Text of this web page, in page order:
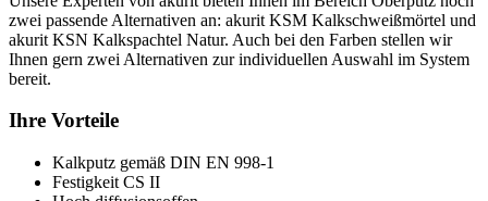
zwei passende Alternativen an: akurit KSM Kalkschweißmörtel und
akurit KSN Kalkspachtel Natur. Auch bei den Farben stellen wir
Ihnen gern zwei Alternativen zur individuellen Auswahl im System
bereit.
Ihre Vorteile
Kalkputz gemäß DIN EN 998-1
Festigkeit CS II